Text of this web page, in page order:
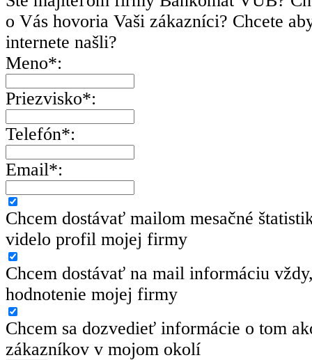
o Vás hovoria Vaši zákazníci? Chcete
internete našli?
Meno*:
Priezvisko*:
Telefón*:
Email*:
Chcem dostávať mailom mesačné
videlo profil mojej firmy
Chcem dostávať na mail informáciu
hodnotenie mojej firmy
Chcem sa dozvedieť informácie o tom
zákazníkov v mojom okolí